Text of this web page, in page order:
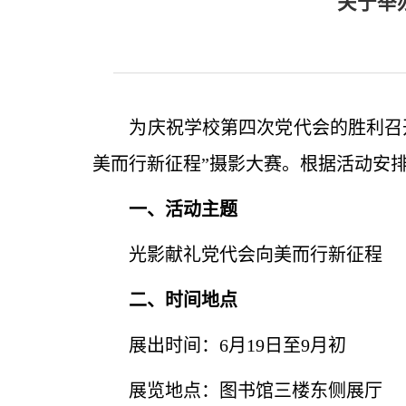
为庆祝学校第四次党代会的胜利
美而行新征程”摄影大赛。根据活动安
一、活动主题
光影献礼党代会向美而行新征程
二、时间地点
展出时间：6月19日至9月初
展览地点：图书馆三楼东侧展厅